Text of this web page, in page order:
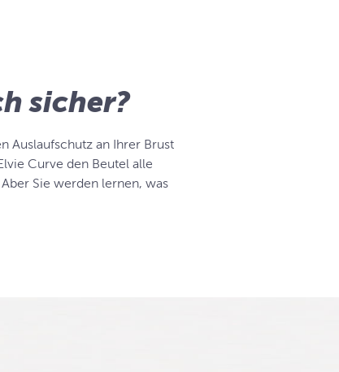
sicher?
Auslaufschutz an Ihrer Brust
Curve den Beutel alle
Sie werden lernen, was